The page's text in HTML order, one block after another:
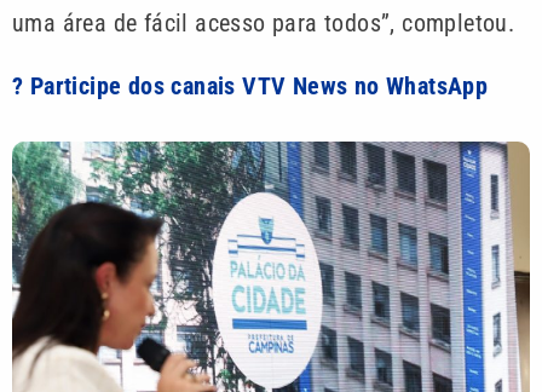
uma área de fácil acesso para todos”, completou.
? Participe dos canais VTV News no WhatsApp